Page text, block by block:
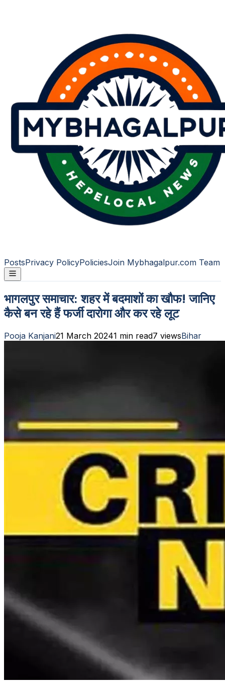
PostsPrivacy PolicyPoliciesJoin Mybhagalpur.com Team
भागलपुर समाचार: शहर में बदमाशों का खौफ! जानिए
कैसे बन रहे हैं फर्जी दारोगा और कर रहे लूट
Pooja Kanjani21 March 20241 min read7 viewsBihar